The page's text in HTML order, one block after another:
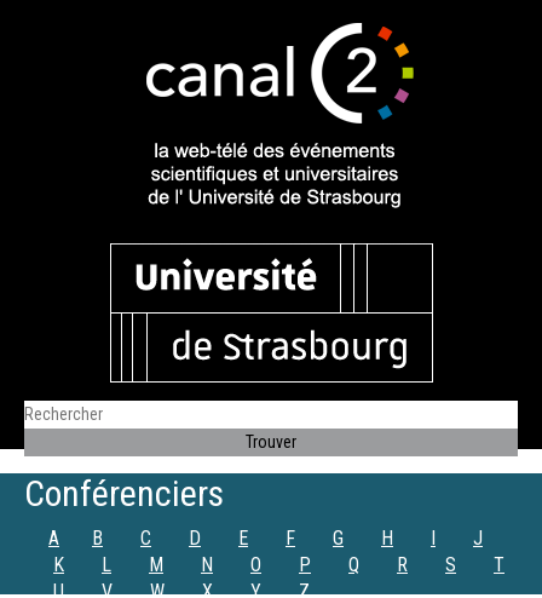
Conférenciers
A B C D E F G H I
J
K
L M N O P Q R S
T
U
V W X Y Z